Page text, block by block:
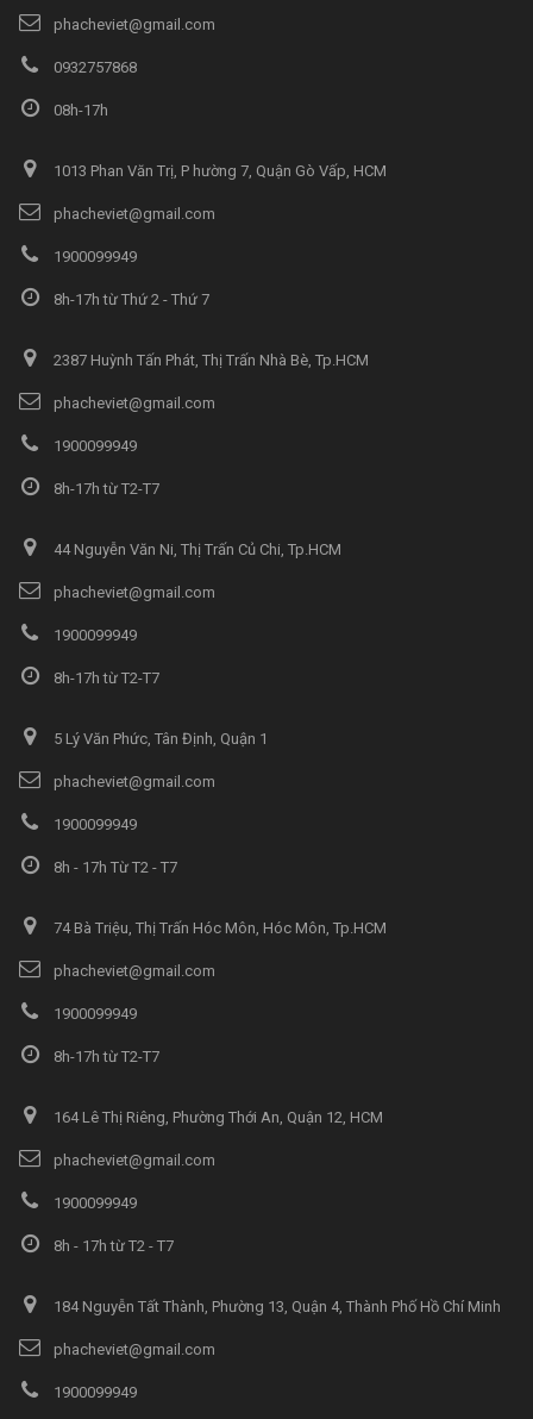
phacheviet@gmail.com
0932757868
08h-17h
1013 Phan Văn Trị, P hường 7, Quận Gò Vấp, HCM
phacheviet@gmail.com
1900099949
8h-17h từ Thứ 2 - Thứ 7
2387 Huỳnh Tấn Phát, Thị Trấn Nhà Bè, Tp.HCM
phacheviet@gmail.com
1900099949
8h-17h từ T2-T7
44 Nguyễn Văn Ni, Thị Trấn Củ Chi, Tp.HCM
phacheviet@gmail.com
1900099949
8h-17h từ T2-T7
5 Lý Văn Phức, Tân Định, Quận 1
phacheviet@gmail.com
1900099949
8h - 17h Từ T2 - T7
74 Bà Triệu, Thị Trấn Hóc Môn, Hóc Môn, Tp.HCM
phacheviet@gmail.com
1900099949
8h-17h từ T2-T7
164 Lê Thị Riêng, Phường Thới An, Quận 12, HCM
phacheviet@gmail.com
1900099949
8h - 17h từ T2 - T7
184 Nguyễn Tất Thành, Phường 13, Quận 4, Thành Phố Hồ Chí Minh
phacheviet@gmail.com
1900099949